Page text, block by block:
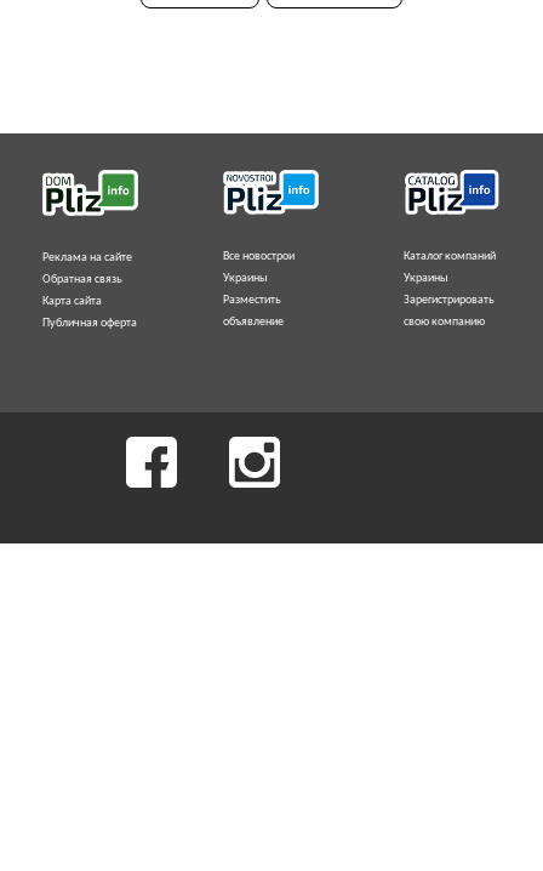
Реклама на сайте
Обратная связь
Карта сайта
Публичная оферта
Все новострои
Украины
Разместить
объявление
Каталог компаний
Украины
Зарегистрировать
свою компанию